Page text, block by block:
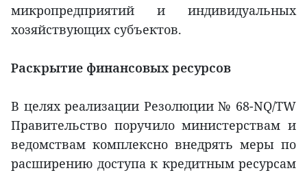
микропредприятий и индивидуальных
хозяйствующих субъектов.
Раскрытие финансовых ресурсов
В целях реализации Резолюции № 68-NQ/TW
Правительство поручило министерствам и
ведомствам комплексно внедрять меры по
расширению доступа к кредитным ресурсам